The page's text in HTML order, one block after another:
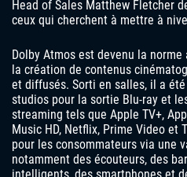
Head of Sales Matthew Fletcher
ceux qui cherchent à mettre à
Dolby Atmos est devenu la
la création de contenus
et diffusés. Sorti en salles, il a
studios pour la sortie Blu-ray et
streaming tels que Apple TV+,
Music HD, Netflix, Prime Video
pour les consommateurs via une
notamment des écouteurs, des